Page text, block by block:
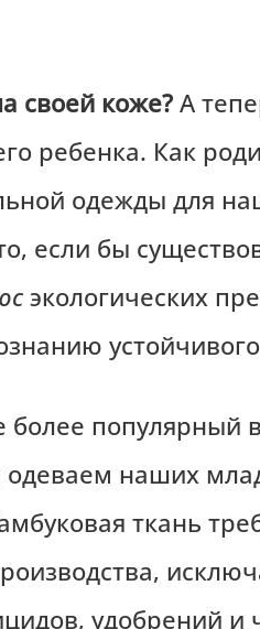
своей коже?А
ребенка. Как
одежды для
если бы
экологических
более популярный
одеваем наших
ткань
удобрений и